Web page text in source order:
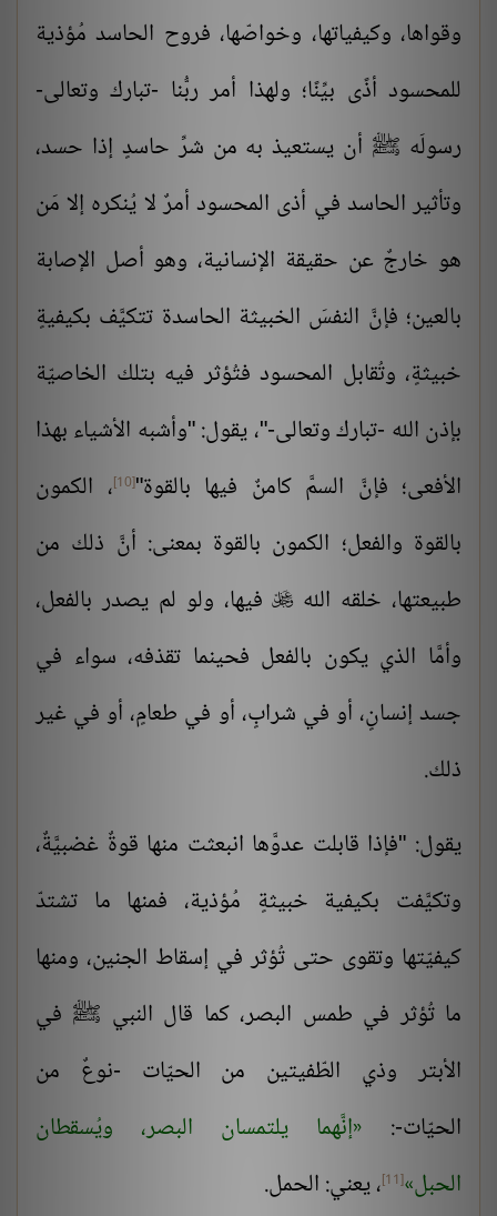
وقواها، وكيفياتها، وخواصّها، فروح الحاسد مُؤذية
للمحسود أذًى بيِّنًا؛ ولهذا أمر ربُّنا -تبارك وتعالى-
رسولَه ﷺ أن يستعيذ به من شرِّ حاسدٍ إذا حسد،
وتأثير الحاسد في أذى المحسود أمرٌ لا يُنكره إلا مَن
هو خارجٌ عن حقيقة الإنسانية، وهو أصل الإصابة
بالعين؛ فإنَّ النفسَ الخبيثة الحاسدة تتكيَّف بكيفيةٍ
خبيثةٍ، وتُقابل المحسود فتُؤثر فيه بتلك الخاصيّة
بإذن الله -تبارك وتعالى-"، يقول: "وأشبه الأشياء بهذا
الأفعى؛ فإنَّ السمَّ كامنٌ فيها بالقوة"[10]
، الكمون
بالقوة والفعل؛ الكمون بالقوة بمعنى: أنَّ ذلك من
طبيعتها، خلقه الله فيها، ولو لم يصدر بالفعل،
وأمَّا الذي يكون بالفعل فحينما تقذفه، سواء في
جسد إنسانٍ، أو في شرابٍ، أو في طعامٍ، أو في غير
ذلك.
يقول: "فإذا قابلت عدوَّها انبعثت منها قوةٌ غضبيَّةٌ،
وتكيَّفت بكيفية خبيثةٍ مُؤذية، فمنها ما تشتدّ
كيفيّتها وتقوى حتى تُؤثر في إسقاط الجنين، ومنها
ما تُؤثر في طمس البصر، كما قال النبي ﷺ في
الأبتر وذي الطّفيتين من الحيّات -نوعٌ من
الحيّات-:
إنَّهما يلتمسان البصر، ويُسقطان
الحبل [11]
، يعني: الحمل.